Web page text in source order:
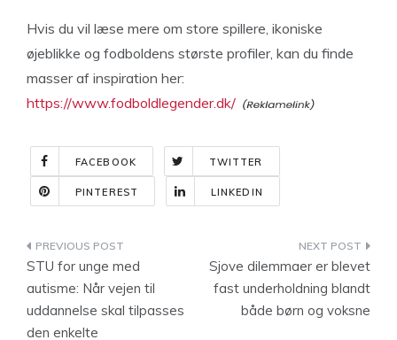
Hvis du vil læse mere om store spillere, ikoniske
øjeblikke og fodboldens største profiler, kan du finde
masser af inspiration her:
https://www.fodboldlegender.dk/
FACEBOOK TWITTER
PINTEREST LINKEDIN
Indlægsnavigation
STU for unge med
autisme: Når vejen til
uddannelse skal tilpasses
den enkelte
Sjove dilemmaer er blevet
fast underholdning blandt
både børn og voksne